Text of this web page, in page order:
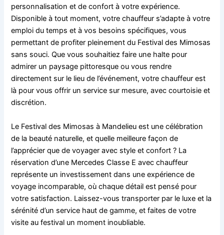
personnalisation et de confort à votre expérience.
Disponible à tout moment, votre chauffeur s’adapte à votre
emploi du temps et à vos besoins spécifiques, vous
permettant de profiter pleinement du Festival des Mimosas
sans souci. Que vous souhaitiez faire une halte pour
admirer un paysage pittoresque ou vous rendre
directement sur le lieu de l’événement, votre chauffeur est
là pour vous offrir un service sur mesure, avec courtoisie et
discrétion.
Le Festival des Mimosas à Mandelieu est une célébration
de la beauté naturelle, et quelle meilleure façon de
l’apprécier que de voyager avec style et confort ? La
réservation d’une Mercedes Classe E avec chauffeur
représente un investissement dans une expérience de
voyage incomparable, où chaque détail est pensé pour
votre satisfaction. Laissez-vous transporter par le luxe et la
sérénité d’un service haut de gamme, et faites de votre
visite au festival un moment inoubliable.